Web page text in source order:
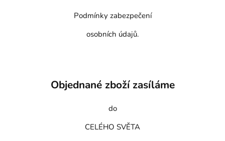
Podmínky zabezpečení
osobních údajů.
Objednané zboží zasíláme
do
CELÉHO SVĚTA